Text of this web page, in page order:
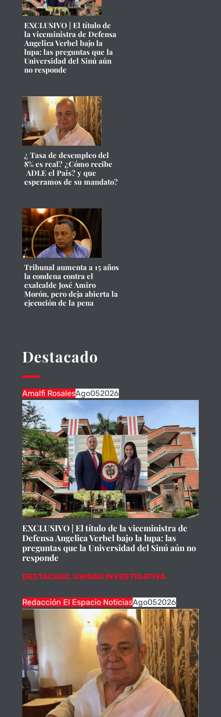
EXCLUSIVO | El título de
la viceministra de Defensa
Angelica Verbel bajo la
lupa: las preguntas que la
Universidad del Sinú aún
no responde
¿ Tasa de desempleo del
8% es real? ¿Cómo recibe
ADLE el Pais? y que
esperamos de su mandato?
Tribunal aumenta a 15 años
la condena contra el
exalcalde José Amiro
Morón, pero deja abierta la
ejecución de la pena
Destacado
Amalfi RosalesAgo052026
EXCLUSIVO | El título de la viceministra de
Defensa Angelica Verbel bajo la lupa: las
preguntas que la Universidad del Sinú aún no
responde
DESTACADO, UNIDAD INVESTIGATIVA
Redacción El Espacio NoticiasAgo052026